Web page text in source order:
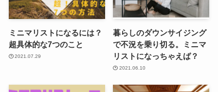
ミニマリストになるには？
超具体的な7つのこと
2021.07.29
暮らしのダウンサイジング
で不況を乗り切る。ミニマ
リストになっちゃえば？
2021.06.10